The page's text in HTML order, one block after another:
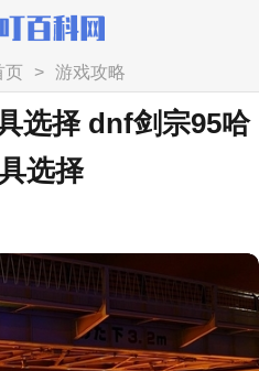
页 > 游戏攻略
选择 dnf剑宗95哈
选择